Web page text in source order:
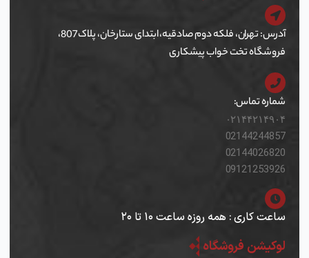
r
a
آدرس: تهران، فلکه دوم صادقیه، ابتدای ستارخان، پلاک 807،
فروشگاه تخت خواب پیشکاری
شماره تماس:
۰۲۱۴۴۲۱۴۹۰۴
02144244857
02144026820
09121253926
ساعت کاری : همه روزه ساعت ۱۰ تا ۲۰
لوکیشن فروشگاه